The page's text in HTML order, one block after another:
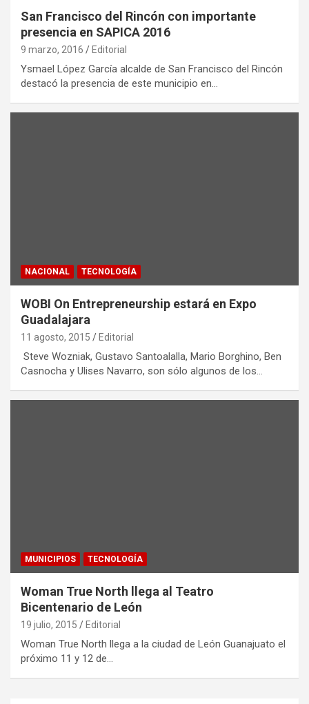
San Francisco del Rincón con importante
presencia en SAPICA 2016
9 marzo, 2016 Editorial
Ysmael López García alcalde de San Francisco del Rincón
destacó la presencia de este municipio en…
NACIONAL TECNOLOGÍA
WOBI On Entrepreneurship estará en Expo
Guadalajara
11 agosto, 2015 Editorial
Steve Wozniak, Gustavo Santoalalla, Mario Borghino, Ben
Casnocha y Ulises Navarro, son sólo algunos de los…
MUNICIPIOS TECNOLOGÍA
Woman True North llega al Teatro
Bicentenario de León
19 julio, 2015 Editorial
Woman True North llega a la ciudad de León Guanajuato el
próximo 11 y 12 de…